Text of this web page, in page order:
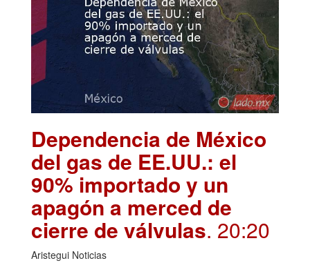
Dependencia de México
del gas de EE.UU.: el
90% importado y un
apagón a merced de
cierre de válvulas. 20:20
Aristegui Noticias